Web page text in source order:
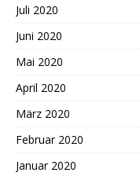
Juli 2020
Juni 2020
Mai 2020
April 2020
März 2020
Februar 2020
Januar 2020